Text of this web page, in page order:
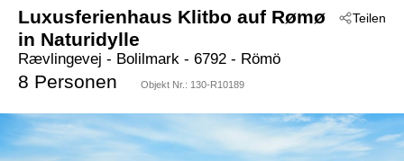
Teilen
Luxusferienhaus Klitbo auf Rømø
in Naturidylle
Rævlingevej - Bolilmark - 6792 - Römö
8 Personen Objekt Nr.: 130-R10189